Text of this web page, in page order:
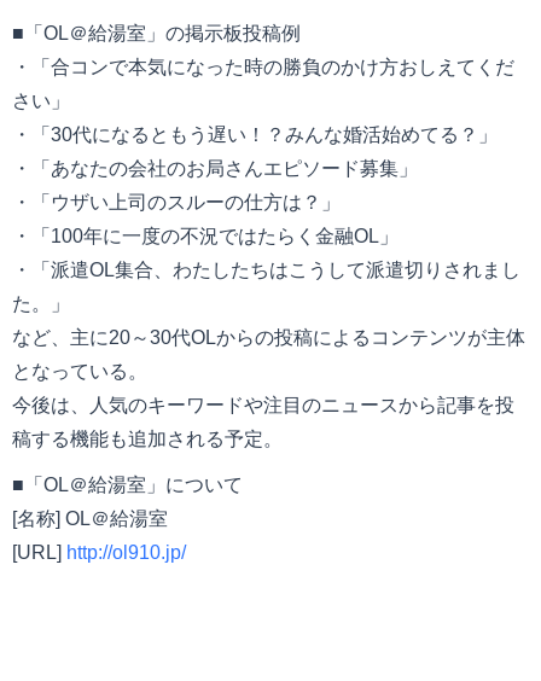
■「OL＠給湯室」の掲示板投稿例
・「合コンで本気になった時の勝負のかけ方おしえてくだ
さい」
・「30代になるともう遅い！？みんな婚活始めてる？」
・「あなたの会社のお局さんエピソード募集」
・「ウザい上司のスルーの仕方は？」
・「100年に一度の不況ではたらく金融OL」
・「派遣OL集合、わたしたちはこうして派遣切りされまし
た。」
など、主に20～30代OLからの投稿によるコンテンツが主体
となっている。
今後は、人気のキーワードや注目のニュースから記事を投
稿する機能も追加される予定。
■「OL＠給湯室」について
[名称] OL＠給湯室
[URL] http://ol910.jp/